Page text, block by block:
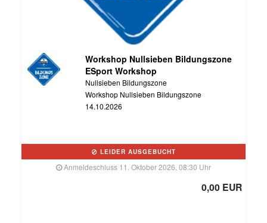
Workshop Nullsieben Bildungszone
ESport Workshop
Nullsieben Bildungszone
Workshop Nullsieben Bildungszone
14.10.2026
LEIDER AUSGEBUCHT
Anmeldeschluss 11. Oktober 2026, 08:30 Uhr
0,00 EUR